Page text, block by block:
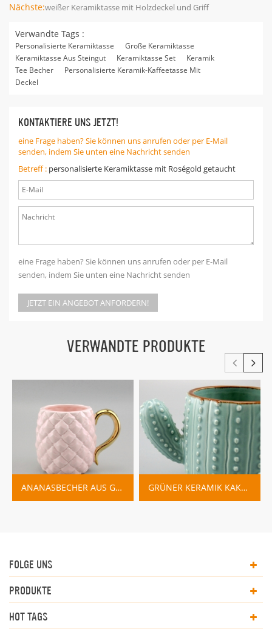
Nächste:weißer Keramiktasse mit Holzdeckel und Griff
Verwandte Tags :
Personalisierte Keramiktasse
Große Keramiktasse
Keramiktasse Aus Steingut
Keramiktasse Set
Keramik
Tee Becher
Personalisierte Keramik-Kaffeetasse Mit
Deckel
KONTAKTIERE UNS JETZT!
eine Frage haben? Sie können uns anrufen oder per E-Mail
senden, indem Sie unten eine Nachricht senden
Betreff : personalisierte Keramiktasse mit Roségold getaucht
eine Frage haben? Sie können uns anrufen oder per E-Mail
senden, indem Sie unten eine Nachricht senden
JETZT EIN ANGEBOT ANFORDERN!
VERWANDTE PRODUKTE
ANANASBECHER AUS GOLDFARBENEM KERAMIK GRÜNER KERAMIK KAKTUS BECHER HERSTELLER
FOLGE UNS
PRODUKTE
HOT TAGS